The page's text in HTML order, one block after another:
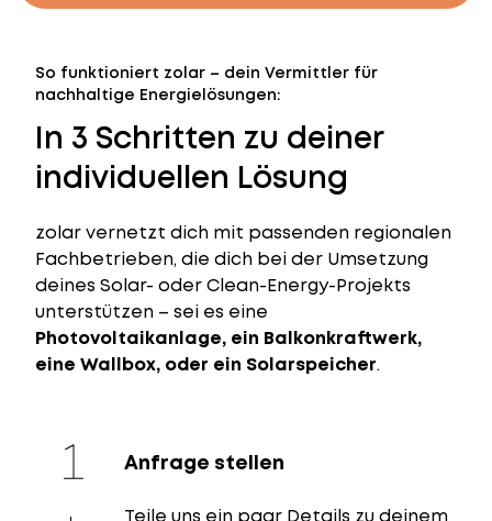
So funktioniert zolar – dein Vermittler für
nachhaltige Energielösungen:
In 3 Schritten zu deiner
individuellen Lösung
zolar vernetzt dich mit passenden regionalen
Fachbetrieben, die dich bei der Umsetzung
deines Solar- oder Clean-Energy-Projekts
unterstützen – sei es eine
Photovoltaikanlage, ein Balkonkraftwerk,
eine Wallbox, oder ein Solarspeicher.
Anfrage stellen